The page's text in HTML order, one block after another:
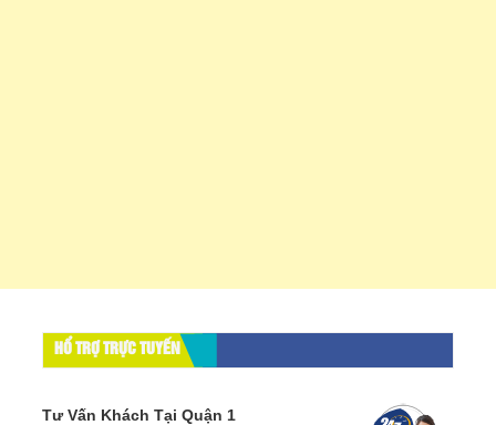
HỔ TRỢ TRỰC TUYẾN
Tư Vấn Khách Tại Quận 1